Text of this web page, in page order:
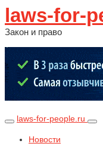
laws-for-
Закон и право
laws-for-people.ru
Новости